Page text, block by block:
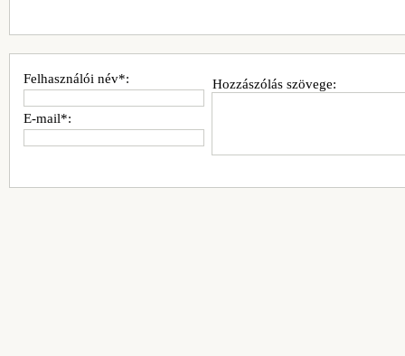
Hozzászólás szövege:
Felhasználói név*:
E-mail*: